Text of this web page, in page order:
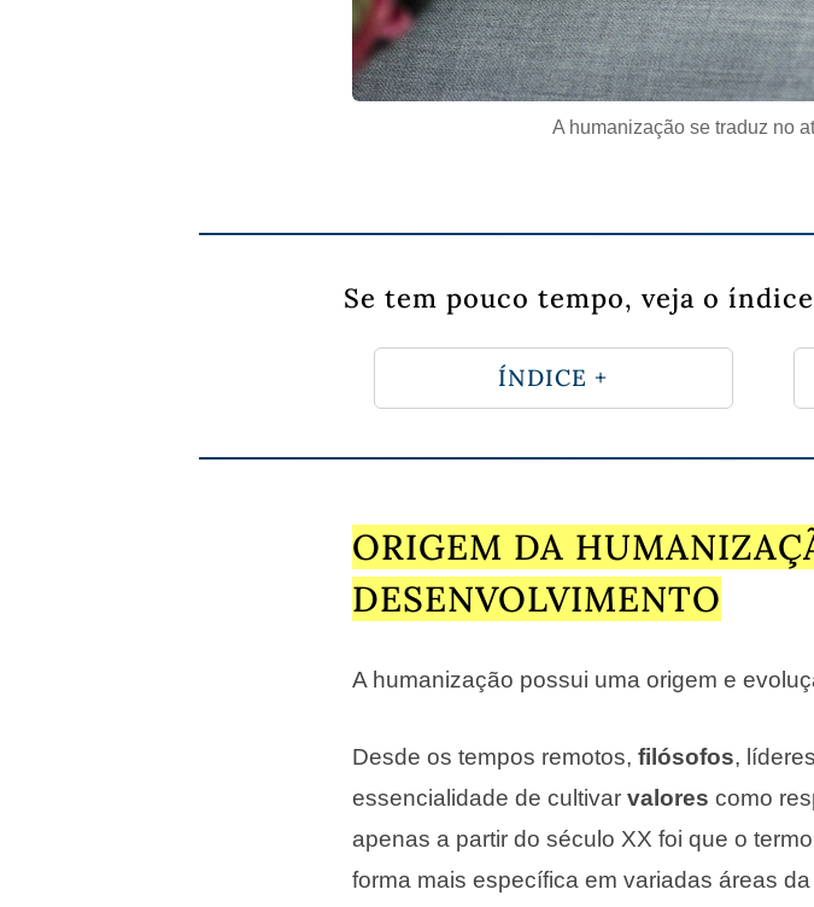
A humanização se traduz no
Se tem pouco tempo, veja o
ÍNDICE +
ORIGEM DA
DESENVOLVIMENTO
A humanização possui uma origem e
Desde os tempos remotos,filósofos,
essencialidade de cultivarvalores como
apenas a partir do século XX foi que o
forma mais específica em variadas áreas